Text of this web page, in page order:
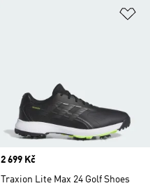
Price
2 699 Kč
Traxion Lite Max 24 Golf Shoes